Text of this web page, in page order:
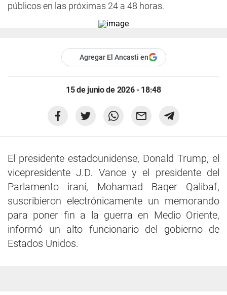
públicos en las próximas 24 a 48 horas.
Agregar El Ancasti en
15 de junio de 2026 - 18:48
El presidente estadounidense, Donald Trump, el
vicepresidente J.D. Vance y el presidente del
Parlamento iraní, Mohamad Baqer Qalibaf,
suscribieron electrónicamente un memorando
para poner fin a la guerra en Medio Oriente,
informó un alto funcionario del gobierno de
Estados Unidos.